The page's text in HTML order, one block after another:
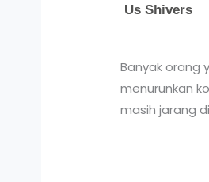
Banyak orang
menurunkan
masih jarang